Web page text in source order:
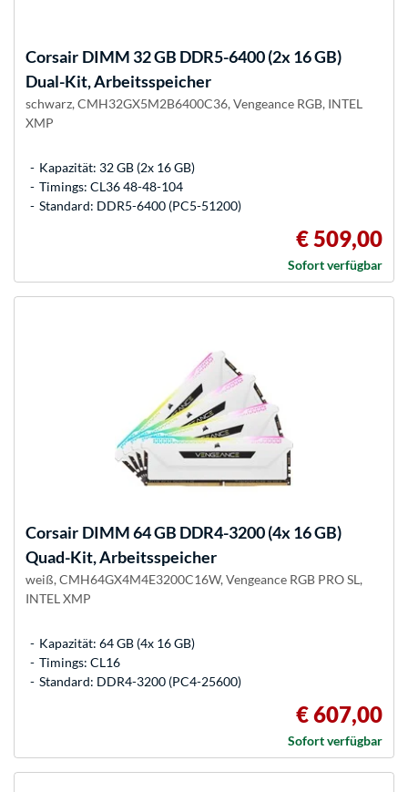
Corsair DIMM 32 GB DDR5-6400 (2x 16 GB)
Dual-Kit, Arbeitsspeicher
schwarz, CMH32GX5M2B6400C36, Vengeance RGB, INTEL
XMP
Kapazität: 32 GB (2x 16 GB)
Timings: CL36 48-48-104
Standard: DDR5-6400 (PC5-51200)
€ 509,00
Sofort verfügbar
Corsair DIMM 64 GB DDR4-3200 (4x 16 GB)
Quad-Kit, Arbeitsspeicher
weiß, CMH64GX4M4E3200C16W, Vengeance RGB PRO SL,
INTEL XMP
Kapazität: 64 GB (4x 16 GB)
Timings: CL16
Standard: DDR4-3200 (PC4-25600)
€ 607,00
Sofort verfügbar